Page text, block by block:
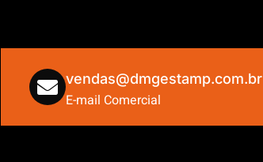
vendas@dmgestamp.com.br
E-mail Comercial